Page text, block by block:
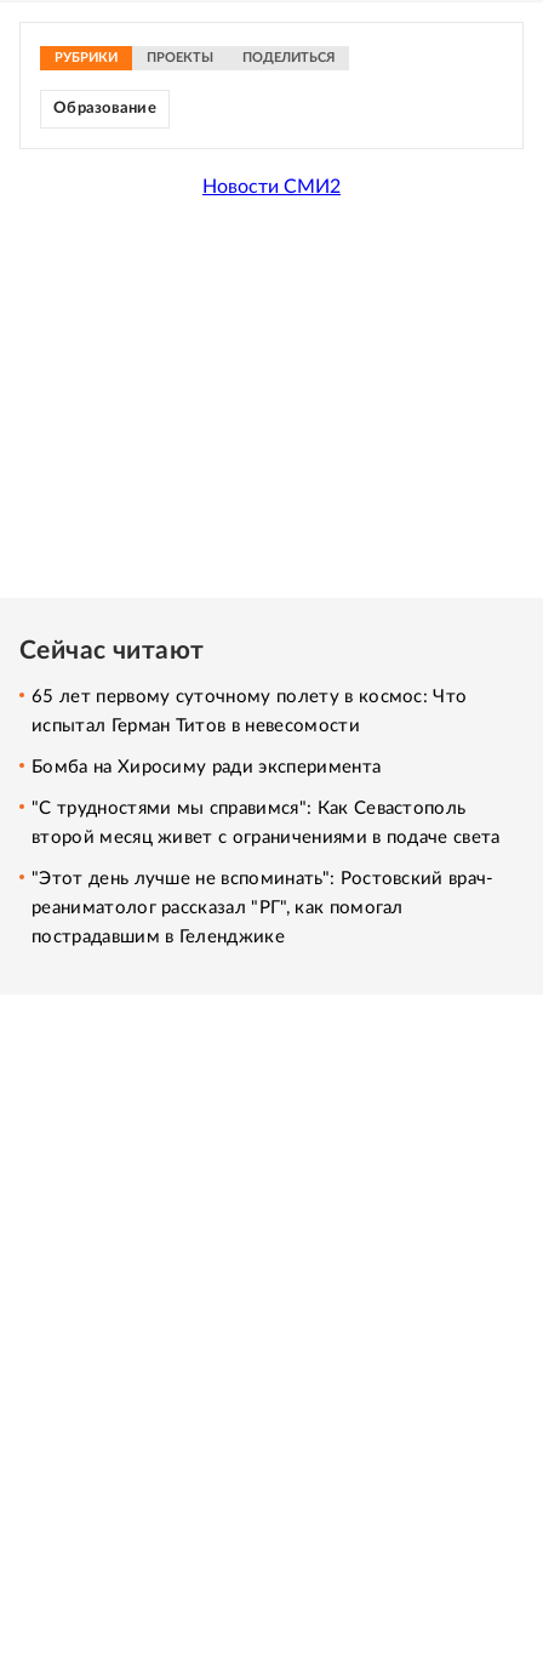
РУБРИКИ ПРОЕКТЫ ПОДЕЛИТЬСЯ
Образование
Новости СМИ2
Сейчас читают
65 лет первому суточному полету в космос: Что
испытал Герман Титов в невесомости
Бомба на Хиросиму ради эксперимента
"С трудностями мы справимся": Как Севастополь
второй месяц живет с ограничениями в подаче света
"Этот день лучше не вспоминать": Ростовский врач-
реаниматолог рассказал "РГ", как помогал
пострадавшим в Геленджике